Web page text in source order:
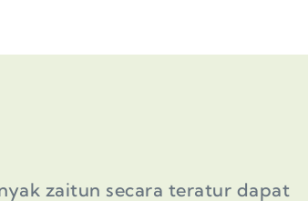
zaitun secara teratur dapat